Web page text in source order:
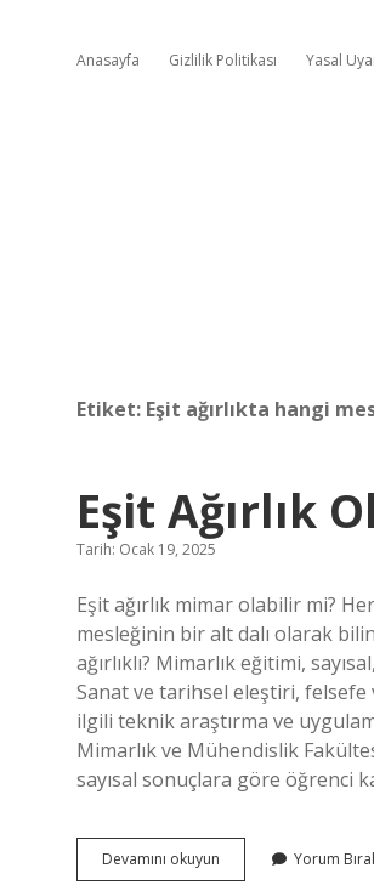
Anasayfa Gizlilik Politikası Yasal
Etiket: Eşit ağırlıkta hangi
Eşit Ağırlık
Tarih: Ocak 19, 2025
Eşit ağırlık mimar olabilir mi?
mesleğinin bir alt dalı olarak
ağırlıklı? Mimarlık eğitimi,
Sanat ve tarihsel eleştiri, felsefe
ilgili teknik araştırma ve
Mimarlık ve Mühendislik
sayısal sonuçlara göre öğrenci
Devamını okuyun
Ağırlık
Yorum